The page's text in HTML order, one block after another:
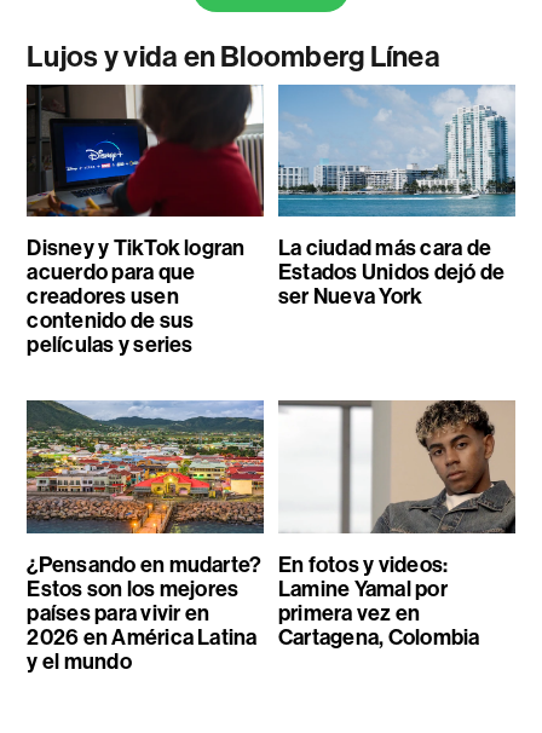
Lujos y vida en Bloomberg Línea
Disney y TikTok logran
acuerdo para que
creadores usen
contenido de sus
películas y series
La ciudad más cara de
Estados Unidos dejó de
ser Nueva York
¿Pensando en mudarte?
Estos son los mejores
países para vivir en
2026 en América Latina
y el mundo
En fotos y videos:
Lamine Yamal por
primera vez en
Cartagena, Colombia